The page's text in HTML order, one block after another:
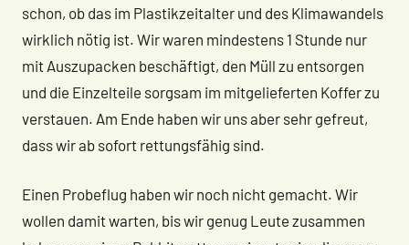
schon, ob das im Plastikzeitalter und des Klimawandels
wirklich nötig ist. Wir waren mindestens 1 Stunde nur
mit Auszupacken beschäftigt, den Müll zu entsorgen
und die Einzelteile sorgsam im mitgelieferten Koffer zu
verstauen. Am Ende haben wir uns aber sehr gefreut,
dass wir ab sofort rettungsfähig sind.
Einen Probeflug haben wir noch nicht gemacht. Wir
wollen damit warten, bis wir genug Leute zusammen